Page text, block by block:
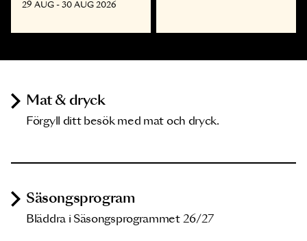
29 AUG - 30 AUG 2026
Mat & dryck
Förgyll ditt besök med mat och dryck.
Säsongsprogram
Bläddra i Säsongsprogrammet 26/27